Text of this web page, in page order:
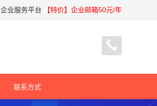
企业服务平台 【特价】企业邮箱50元/年
联系方式